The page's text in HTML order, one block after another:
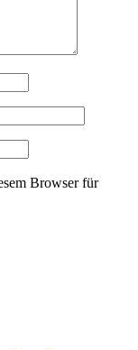
Browser für